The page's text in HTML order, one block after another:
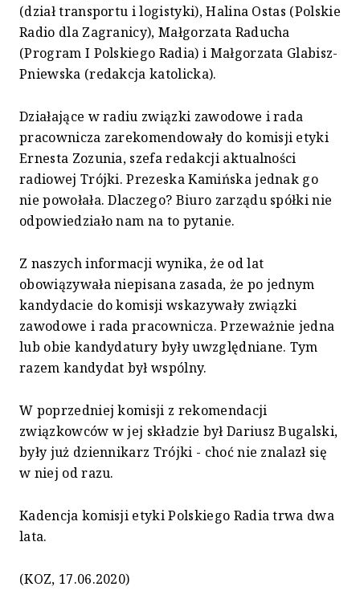
(dział transportu i logistyki), Halina Ostas (Polskie
Radio dla Zagranicy), Małgorzata Raducha
(Program I Polskiego Radia) i Małgorzata Glabisz-
Pniewska (redakcja katolicka).
Działające w radiu związki zawodowe i rada
pracownicza zarekomendowały do komisji etyki
Ernesta Zozunia, szefa redakcji aktualności
radiowej Trójki. Prezeska Kamińska jednak go
nie powołała. Dlaczego? Biuro zarządu spółki nie
odpowiedziało nam na to pytanie.
Z naszych informacji wynika, że od lat
obowiązywała niepisana zasada, że po jednym
kandydacie do komisji wskazywały związki
zawodowe i rada pracownicza. Przeważnie jedna
lub obie kandydatury były uwzględniane. Tym
razem kandydat był wspólny.
W poprzedniej komisji z rekomendacji
związkowców w jej składzie był Dariusz Bugalski,
były już dziennikarz Trójki - choć nie znalazł się
w niej od razu.
Kadencja komisji etyki Polskiego Radia trwa dwa
lata.
(KOZ, 17.06.2020)